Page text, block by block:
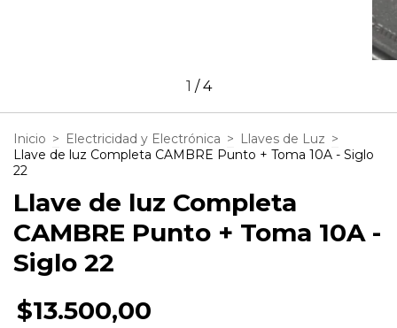
1 /4
Inicio > Electricidad y Electrónica > Llaves de Luz >
Llave de luz Completa CAMBRE Punto + Toma 10A - Siglo
22
Llave de luz Completa
CAMBRE Punto + Toma 10A -
Siglo 22
$13.500,00